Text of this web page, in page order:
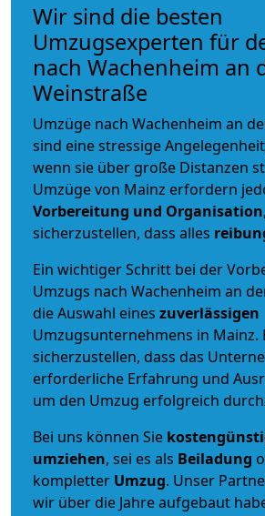
Wir sind die besten
Umzugsexperten für
nach Wachenheim an
Weinstraße
Umzüge nach Wachenheim an
sind eine stressige
wenn sie über große Distanzen
Umzüge von Mainz erfordern
Vorbereitung und Organisation
sicherzustellen, dass alles
Ein wichtiger Schritt bei der
Umzugs nach Wachenheim an
die Auswahl eines zuverlässigen
Umzugsunternehmens in Mainz.
sicherzustellen, dass das
erforderliche Erfahrung und
um den Umzug erfolgreich
Bei uns können Sie
umziehen, sei es als Beiladung
kompletter Umzug. Unser
wir über die Jahre aufgebaut